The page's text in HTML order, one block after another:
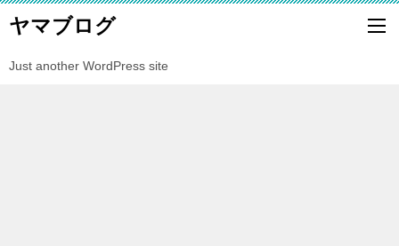
ヤマブログ
Just another WordPress site